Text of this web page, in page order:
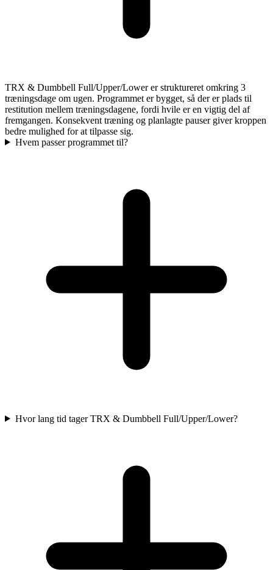
TRX & Dumbbell Full/Upper/Lower er struktureret omkring 3
træningsdage om ugen. Programmet er bygget, så der er plads til
restitution mellem træningsdagene, fordi hvile er en vigtig del af
fremgangen. Konsekvent træning og planlagte pauser giver kroppen
bedre mulighed for at tilpasse sig.
Hvem passer programmet til?
Hvor lang tid tager TRX & Dumbbell Full/Upper/Lower?